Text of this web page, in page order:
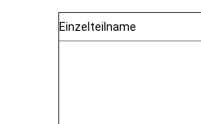
Einzelteilname